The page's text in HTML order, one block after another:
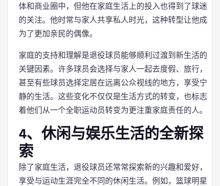
体和商业圈中，但他在家庭生活上的投入也得到了球迷
的关注。他时常与家人共享私人时光，这种转型让他成
为了更加亲民的偶像。
家庭的支持和理解是退役球员能够顺利过渡到新生活的
关键因素。许多球员会选择与家人一起去度假、旅行，
甚至有些球员选择定居在远离公众视线的地方，享受宁
静的生活。这些变化不仅仅是生活方式的转变，也标志
着他们从一个全职运动员转变为更注重家庭责任的人。
4、休闲与娱乐生活的全新探
索
除了家庭生活，退役球员还常常探索新的兴趣和爱好，
享受与运动生涯完全不同的休闲生活。例如，篮球明星